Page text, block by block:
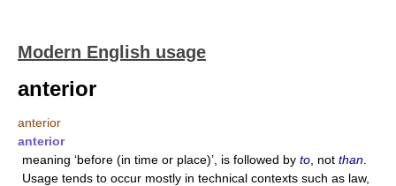
Modern English usage
anterior
anterior
anterior
meaning ‘before (in time or place)’, is followed by to , not than
Usage tends to occur mostly in technical contexts such as law,